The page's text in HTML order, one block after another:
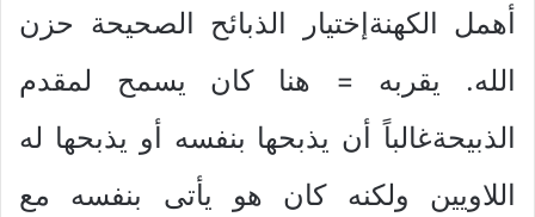
أهمل الكهنةإختيار الذبائح الصحيحة حزن
الله. يقربه = هنا كان يسمح لمقدم
الذبيحةغالباً أن يذبحها بنفسه أو يذبحها له
اللاويين ولكنه كان هو يأتى بنفسه مع